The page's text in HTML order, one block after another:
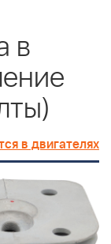
в
в двигателях